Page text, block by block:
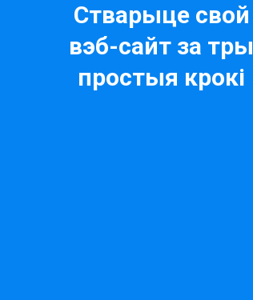
Стварыце свой
вэб-сайт за тры
простыя крокі